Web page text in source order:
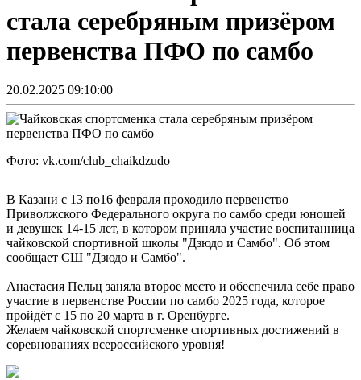
стала серебряным призёром
первенства ПФО по самбо
20.02.2025 09:10:00
Фото: vk.com/club_chaikdzudo
В Казани с 13 по16 февраля проходило первенство
Приволжского Федерального округа по самбо среди юношей
и девушек 14-15 лет, в котором приняла участие воспитанница
чайковской спортивной школы "Дзюдо и Самбо". Об этом
сообщает СШ "Дзюдо и Самбо".
Анастасия Пельц заняла второе место и обеспечила себе право
участие в первенстве России по самбо 2025 года, которое
пройдёт с 15 по 20 марта в г. Оренбурге.
Желаем чайковской спортсменке спортивных достижений в
соревнованиях всероссийского уровня!